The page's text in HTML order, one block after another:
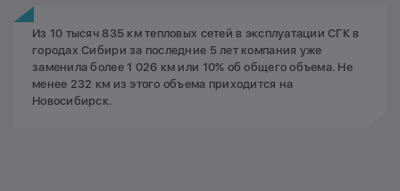
Из 10 тысяч 835 км тепловых сетей в эксплуатации СГК в
городах Сибири за последние 5 лет компания уже
заменила более 1 026 км или 10% об общего объема. Не
менее 232 км из этого объема приходится на
Новосибирск.